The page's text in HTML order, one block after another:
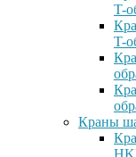
T-
T-
Краны